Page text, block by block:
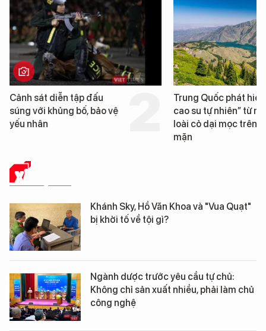
Trung Quốc phát hiện “mỏ
cao su tự nhiên” từ một
loài cỏ dại mọc trên đất
Loạt dự án bất động
Đà Nẵng sắp bị kiểm
XÃ HỘI SỐ
Khánh Sky, Hồ Văn Khoa và "Vua Quạt"
bị khởi tố về tội gì?
Ngành dược trước yêu cầu tự chủ:
Không chỉ sản xuất nhiều, phải làm chủ
công nghệ